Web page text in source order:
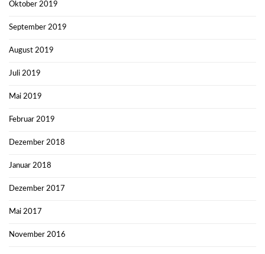
Oktober 2019
September 2019
August 2019
Juli 2019
Mai 2019
Februar 2019
Dezember 2018
Januar 2018
Dezember 2017
Mai 2017
November 2016